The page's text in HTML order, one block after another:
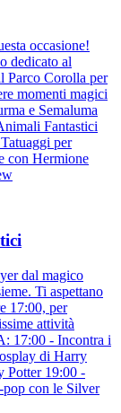
occasione!
dedicato al
Parco Corolla per
momenti magici
e Semaluma
Fantastici
per
con Hermione
dal magico
Ti aspettano
17:00, per
attività
17:00 - Incontra i
di Harry
Potter 19:00 -
con le Silver